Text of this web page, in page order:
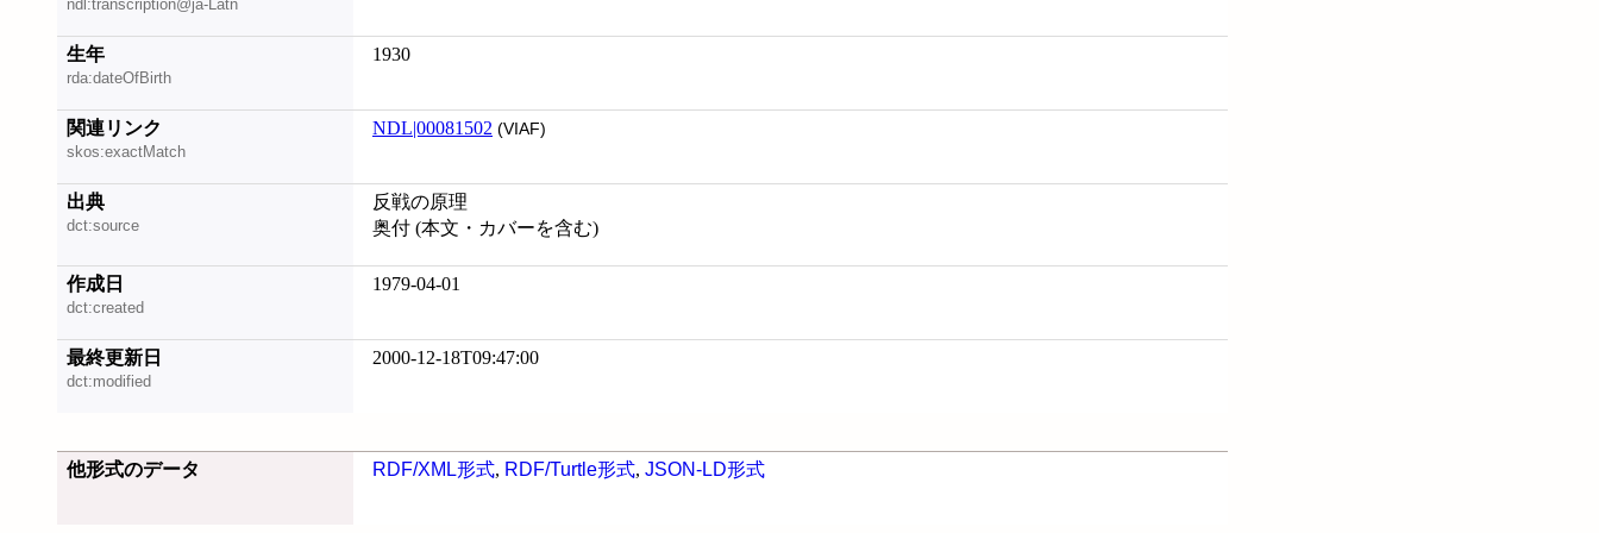
ndl:transcription@ja-Latn
生年
rda:dateOfBirth
1930
関連リンク
skos:exactMatch
NDL|00081502 (VIAF)
出典
dct:source
反戦の原理
奥付 (本文・カバーを含む)
作成日
dct:created
1979-04-01
最終更新日
dct:modified
2000-12-18T09:47:00
他形式のデータ RDF/XML形式, RDF/Turtle形式, JSON-LD形式